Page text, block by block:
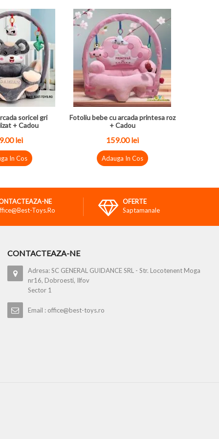
soricel gri
+ Cadou
lei
In Cos
Fotoliu bebe cu arcada printesa roz
+ Cadou
159.00 lei
Adauga In Cos
NE
Toys.ro
OFERTE
Saptamanale
CONTACTEAZA-NE
Adresa: SC GENERAL GUIDANCE SRL - Str. Locotenent Moga
nr16, Dobroesti, Ilfov
Sector 1
Email : office@best-toys.ro